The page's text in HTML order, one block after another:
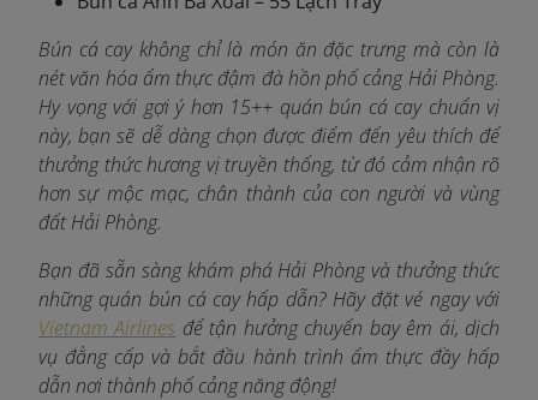
Bún cá cay không chỉ là món ăn đặc trưng mà còn là
nét văn hóa ẩm thực đậm đà hồn phố cảng Hải Phòng.
Hy vọng với gợi ý hơn 15++ quán bún cá cay chuẩn vị
này, bạn sẽ dễ dàng chọn được điểm đến yêu thích để
thưởng thức hương vị truyền thống, từ đó cảm nhận rõ
hơn sự mộc mạc, chân thành của con người và vùng
đất Hải Phòng.
Bạn đã sẵn sàng khám phá Hải Phòng và thưởng thức
những quán bún cá cay hấp dẫn? Hãy đặt vé ngay với
Vietnam Airlines để tận hưởng chuyến bay êm ái, dịch
vụ đẳng cấp và bắt đầu hành trình ẩm thực đầy hấp
dẫn nơi thành phố cảng năng động!